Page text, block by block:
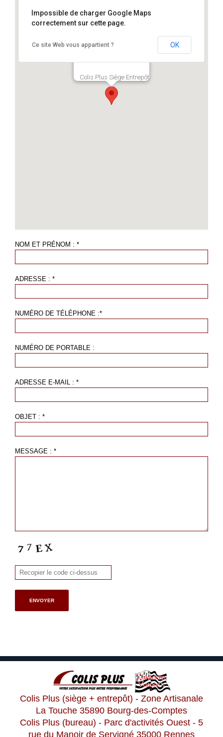
Colis Plus Siège Entrepôt
Impossible de charger Google Maps
correctement sur cette page.
Ce site Web vous appartient ? OK
NOM ET PRÉNOM : *
ADRESSE : *
NUMÉRO DE TÉLÉPHONE :*
NUMÉRO DE PORTABLE :
ADRESSE E-MAIL : *
OBJET : *
MESSAGE : *
Colis Plus (siège + entrepôt) - Zone Artisanale
La Touche 35890 Bourg-des-Comptes
Colis Plus (bureau) - Parc d'activités Ouest - 5
rue du Manoir de Servigné 35000 Rennes